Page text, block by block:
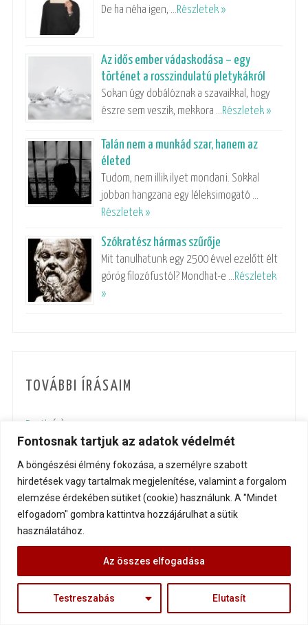
Fontosnak tartjuk az adatok védelmét
A böngészési élmény fokozása, a személyre szabott
hirdetések vagy tartalmak megjelenítése, valamint a forgalom
elemzése érdekében sütiket (cookie) használunk. A "Mindet
elfogadom" gombra kattintva hozzájárulhat a sütik
használatához.
Testreszabás Elutasít
Az összes elfogadása
De ha néha igen, …Részletek »
Az idős ember vádaskodása – egy
történet a rosszindulatú pletykákról
Sokan úgy dobálóznak a szavaikkal, hogy
észre sem veszik, mekkora …Részletek »
Talán nem a munkád szar, hanem az
életed
Tudom, nem illik ilyet mondani. Sokkal
jobban hangzana egy léleksimogató …
Részletek »
Szókratész hármas szűrője
Mit tanulhatunk egy 2500 évvel ezelőtt élt
görög filozófustól? Mondhat-e …Részletek
»
TOVÁBBI ÍRÁSAIM
Felépülés (18)
Gondolatébresztők(118)
Inspiráló életutak(122)
Interjú(2)